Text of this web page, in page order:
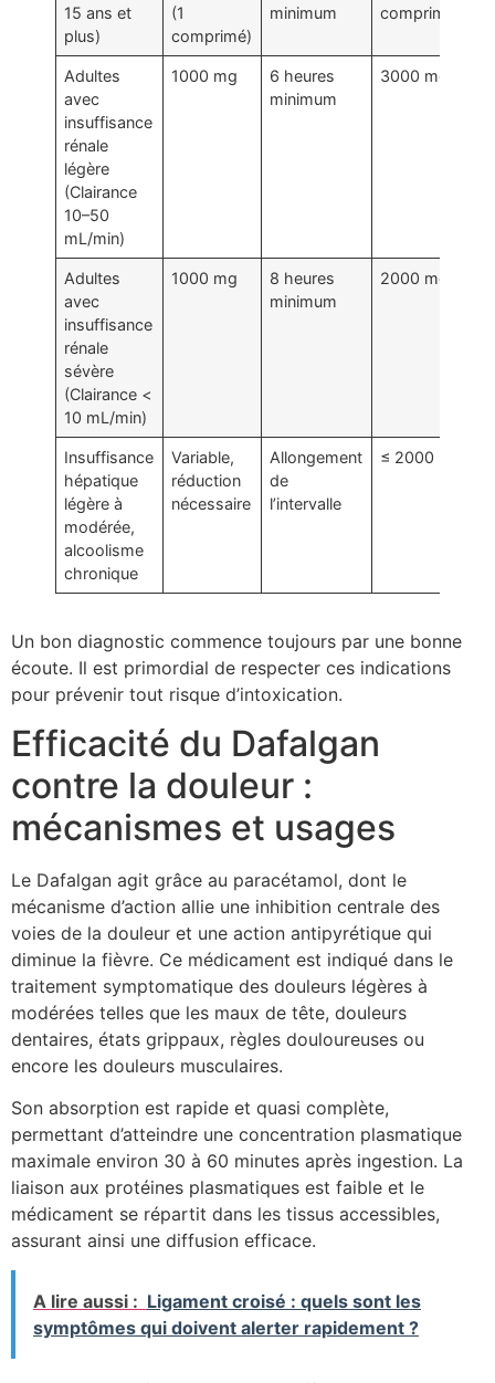
15 ans et
plus)
(1
comprimé)
minimum
comprimés)
Adultes
avec
insuffisance
rénale
légère
(Clairance
10–50
mL/min)
1000 mg
6 heures
minimum
3000 mg
Adultes
avec
insuffisance
rénale
sévère
(Clairance <
10 mL/min)
1000 mg
8 heures
minimum
2000 mg
Insuffisance
hépatique
légère à
modérée,
alcoolisme
chronique
Variable,
réduction
nécessaire
Allongement
de
l’intervalle
≤ 2000 mg
Un bon diagnostic commence toujours par une bonne
écoute. Il est primordial de respecter ces indications
pour prévenir tout risque d’intoxication.
Efficacité du Dafalgan
contre la douleur :
mécanismes et usages
Le Dafalgan agit grâce au paracétamol, dont le
mécanisme d’action allie une inhibition centrale des
voies de la douleur et une action antipyrétique qui
diminue la fièvre. Ce médicament est indiqué dans le
traitement symptomatique des douleurs légères à
modérées telles que les maux de tête, douleurs
dentaires, états grippaux, règles douloureuses ou
encore les douleurs musculaires.
Son absorption est rapide et quasi complète,
permettant d’atteindre une concentration plasmatique
maximale environ 30 à 60 minutes après ingestion. La
liaison aux protéines plasmatiques est faible et le
médicament se répartit dans les tissus accessibles,
assurant ainsi une diffusion efficace.
A lire aussi : Ligament croisé : quels sont les
symptômes qui doivent alerter rapidement ?